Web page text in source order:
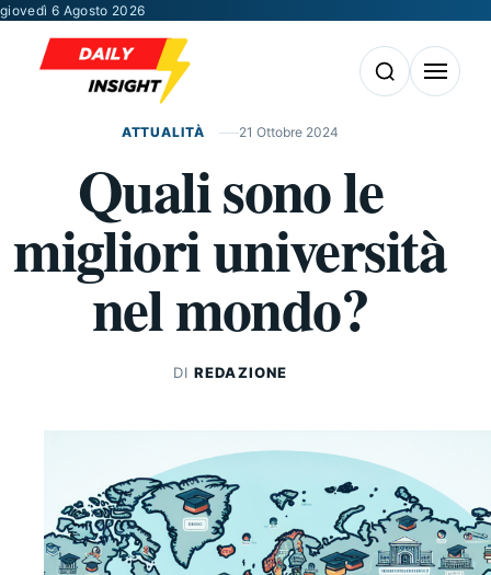
Vai al contenuto
giovedì 6 Agosto 2026
Apri la ricerca
Apri il
ATTUALITÀ 21 Ottobre 2024
Quali sono le
migliori università
nel mondo?
DIREDAZIONE